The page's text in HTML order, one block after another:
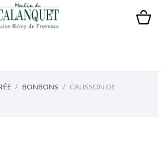
BONBONS CALISSON DE